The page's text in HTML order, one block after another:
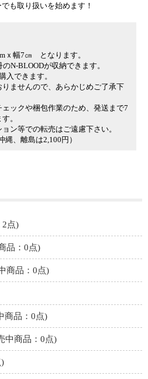
も取り扱いを始めます！
ｘ幅7㎝ となります。
N-BLOODが収納できます。
入できます。
りませんので、あらかじめご了承下
ェックや梱包作業のため、発送まで7
。
ン等での転売はご遠慮下さい。
縄、離島は2,100円）
2点)
品：0点)
商品：0点)
商品：0点)
中商品：0点)
)